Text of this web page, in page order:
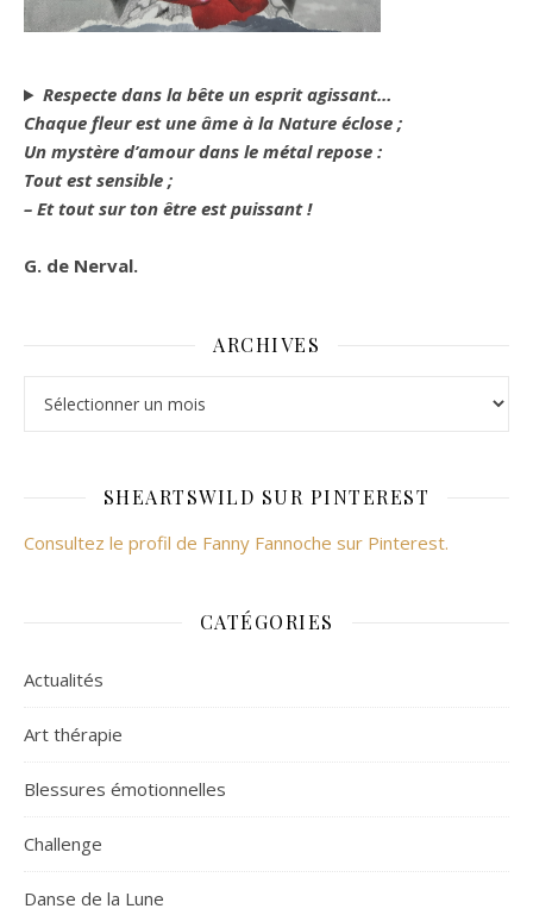
Respecte dans la bête un esprit agissant…
Chaque fleur est une âme à la Nature éclose ;
Un mystère d’amour dans le métal repose :
Tout est sensible ;
– Et tout sur ton être est puissant !
G. de Nerval.
ARCHIVES
SHEARTSWILD SUR PINTEREST
Consultez le profil de Fanny Fannoche sur Pinterest.
CATÉGORIES
Actualités
Art thérapie
Blessures émotionnelles
Challenge
Danse de la Lune